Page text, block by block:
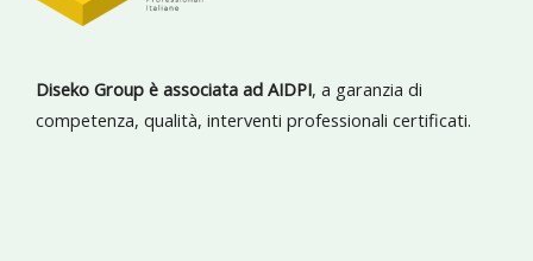
Diseko Group è associata ad AIDPI, a garanzia di
competenza, qualità, interventi professionali certificati.